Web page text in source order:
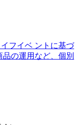
フイベ ントに基づ
の運用など、個別